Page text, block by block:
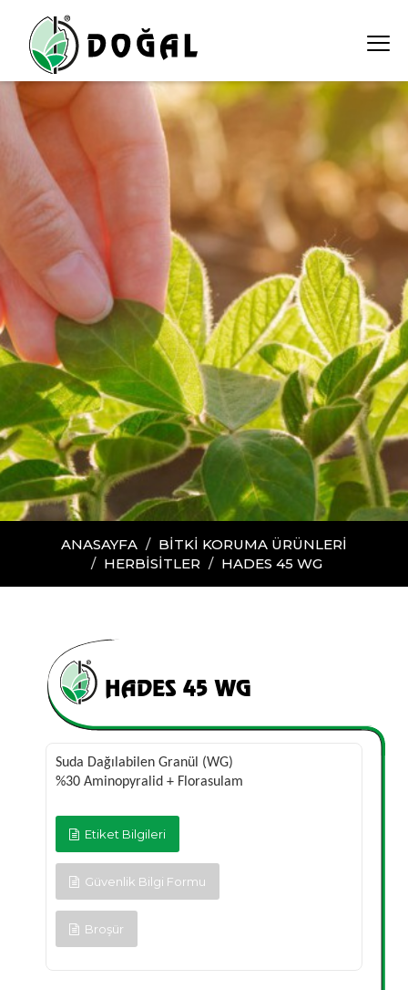
ANASAYFA
BİTKİ KORUMA ÜRÜNLERİ
HERBİSİTLER
HADES 45 WG
HADES 45 WG
Suda Dağılabilen Granül (WG)
%30 Aminopyralid + Florasulam
Etiket Bilgileri
Güvenlik Bilgi Formu
Broşür